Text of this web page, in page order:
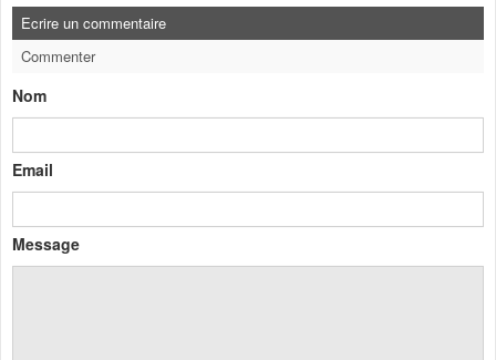
Ecrire un commentaire
Commenter
Nom
Email
Message